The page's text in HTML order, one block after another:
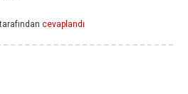
tarafından cevaplandı